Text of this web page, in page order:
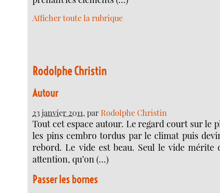
Afficher toute la rubrique
Rodolphe Christin
Autour
23 janvier 2011, par Rodolphe Christin
Tout cet espace autour. Le regard court sur le
les pins cembro tordus par le climat puis
rebord. Le vide est beau. Seul le vide mérite
attention, qu’on (…)
Passer les bornes